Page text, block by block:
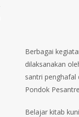
Berbagai
dilaksanakan
santri penghafal
Pondok
Belajar kitab